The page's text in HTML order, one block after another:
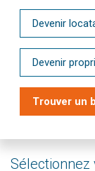
Devenir
Devenir
Trouver un